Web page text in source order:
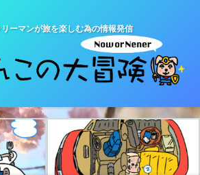
ーマンが旅を楽しむ為の情報発信